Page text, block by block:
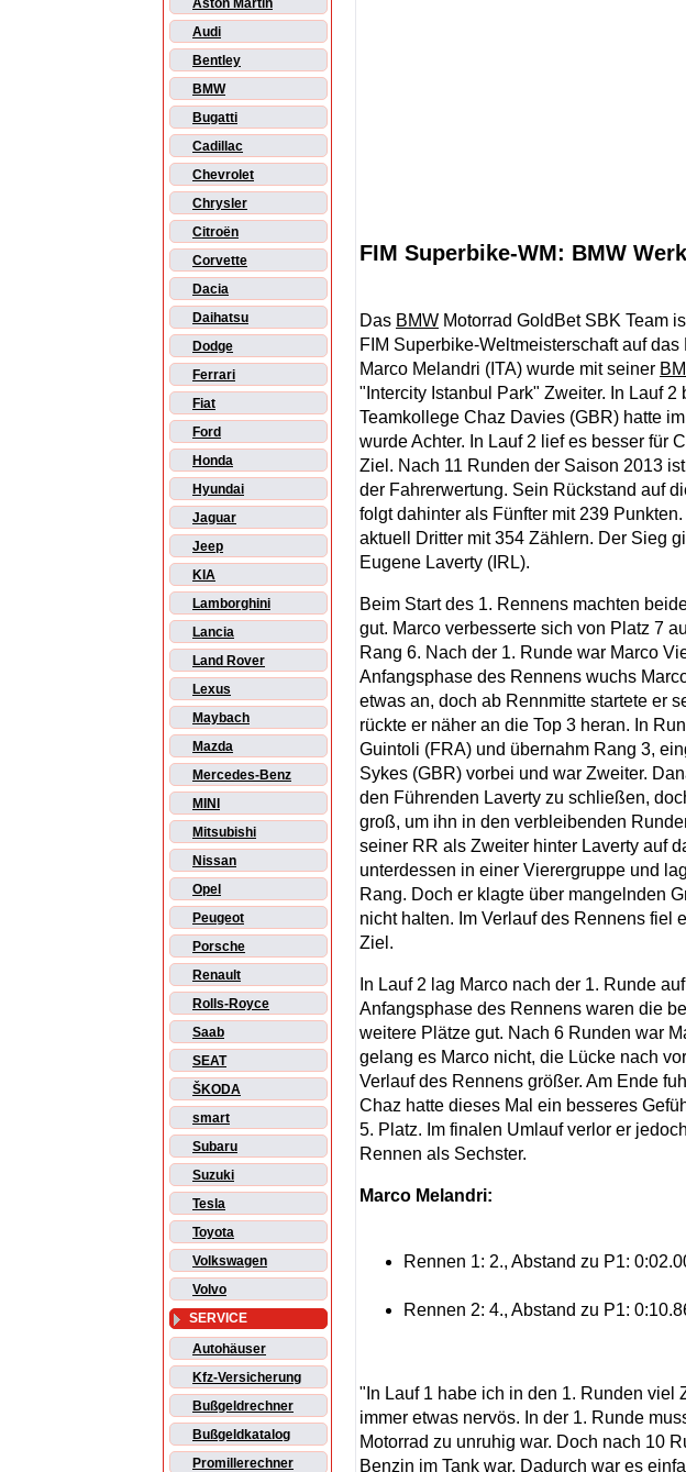
Aston Martin
Audi
Bentley
BMW
Bugatti
Cadillac
Chevrolet
Chrysler
Citroën
Corvette
Dacia
Daihatsu
Dodge
Ferrari
Fiat
Ford
Honda
Hyundai
Jaguar
Jeep
KIA
Lamborghini
Lancia
Land Rover
Lexus
Maybach
Mazda
Mercedes-Benz
MINI
Mitsubishi
Nissan
Opel
Peugeot
Porsche
Renault
Rolls-Royce
Saab
SEAT
ŠKODA
smart
Subaru
Suzuki
Tesla
Toyota
Volkswagen
Volvo
SERVICE
Autohäuser
Kfz-Versicherung
Bußgeldrechner
Bußgeldkatalog
Promillerechner
FIM Superbike-WM: BMW
Das BMW Motorrad GoldBet SBK Team
FIM Superbike-Weltmeisterschaft auf
Marco Melandri (ITA) wurde mit seiner
"Intercity Istanbul Park" Zweiter. In Lauf 2
Teamkollege Chaz Davies (GBR) hatte
wurde Achter. In Lauf 2 lief es besser für
Ziel. Nach 11 Runden der Saison 2013
der Fahrerwertung. Sein Rückstand auf
folgt dahinter als Fünfter mit 239
aktuell Dritter mit 354 Zählern. Der Sieg
Eugene Laverty (IRL).
Beim Start des 1. Rennens machten
gut. Marco verbesserte sich von Platz 7
Rang 6. Nach der 1. Runde war Marco
Anfangsphase des Rennens wuchs
etwas an, doch ab Rennmitte startete er
rückte er näher an die Top 3 heran. In
Guintoli (FRA) und übernahm Rang 3,
Sykes (GBR) vorbei und war Zweiter.
den Führenden Laverty zu schließen,
groß, um ihn in den verbleibenden
seiner RR als Zweiter hinter Laverty auf
unterdessen in einer Vierergruppe und
Rang. Doch er klagte über mangelnden
nicht halten. Im Verlauf des Rennens fiel
Ziel.
In Lauf 2 lag Marco nach der 1. Runde
Anfangsphase des Rennens waren die
weitere Plätze gut. Nach 6 Runden war
gelang es Marco nicht, die Lücke nach
Verlauf des Rennens größer. Am Ende
Chaz hatte dieses Mal ein besseres
5. Platz. Im finalen Umlauf verlor er
Rennen als Sechster.
Marco Melandri:
Rennen 1: 2., Abstand zu P1:
Rennen 2: 4., Abstand zu P1:
"In Lauf 1 habe ich in den 1. Runden viel
immer etwas nervös. In der 1. Runde
Motorrad zu unruhig war. Doch nach 10
Benzin im Tank war. Dadurch war es